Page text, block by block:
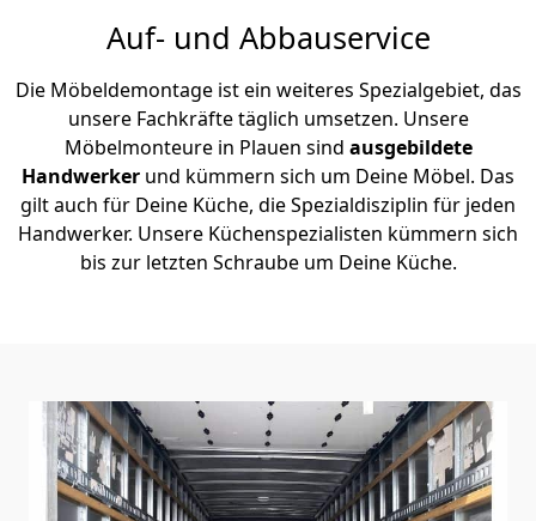
Auf- und Abbauservice
Die Möbeldemontage ist ein weiteres Spezialgebiet, das
unsere Fachkräfte täglich umsetzen. Unsere
Möbelmonteure in Plauen sind ausgebildete
Handwerker und kümmern sich um Deine Möbel. Das
gilt auch für Deine Küche, die Spezialdisziplin für jeden
Handwerker. Unsere Küchenspezialisten kümmern sich
bis zur letzten Schraube um Deine Küche.